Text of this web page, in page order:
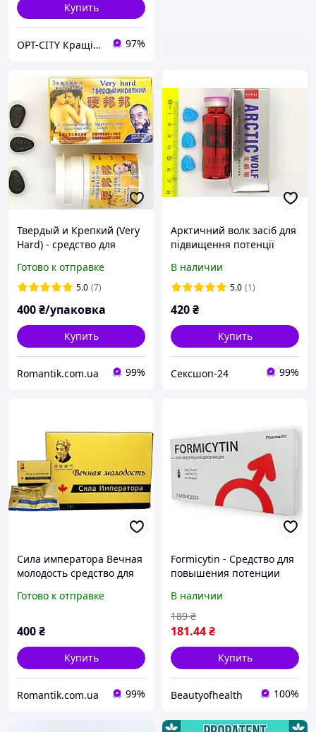
Купить
OPT-CITY Кращі ціни в інтернеті 97%
Твердый и Крепкий (Very
Hard) - средство для
Готово к отправке
5.0 (7)
400₴/упаковка
Купить
Romantik.com.ua 99%
Арктичний волк засіб для
підвищення потенції
для потенції СВІЖИЙ-
ДІЮЧИЙ ПРЕПАРАТ
В наличии
5.0 (1)
420₴
Купить
Сексшоп-24 99%
Сила императора Вечная
молодость средство для
Готово к отправке
400₴
Купить
Romantik.com.ua 99%
Formicytin - Средство для
повышения потенции
потенции, капсулы для
потенции
В наличии
181.44₴
189 ₴
Купить
Beautyofhealth 100%